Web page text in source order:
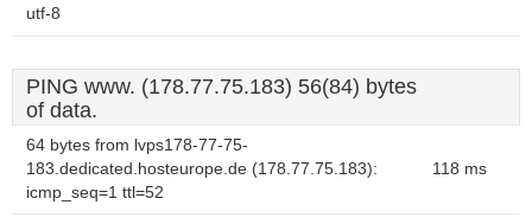
utf-8
PING www. (178.77.75.183) 56(84) bytes
of data.
64 bytes from lvps178-77-75-
183.dedicated.hosteurope.de (178.77.75.183):
icmp_seq=1 ttl=52
118 ms